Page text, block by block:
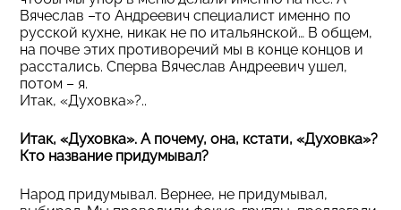
Вячеслав –то Андреевич специалист именно по
русской кухне, никак не по итальянской… В общем,
на почве этих противоречий мы в конце концов и
расстались. Сперва Вячеслав Андреевич ушел,
потом – я.
Итак, «Духовка»?..
Итак, «Духовка». А почему, она, кстати, «Духовка»?
Кто название придумывал?
Народ придумывал. Вернее, не придумывал,